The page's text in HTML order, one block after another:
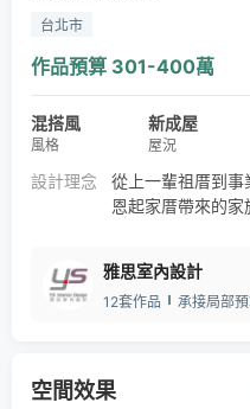
台北市
作品預算 301-400萬
混搭風
風格
新成屋
屋況
設計理念
從上一輩祖厝到
恩起家厝帶來的
愛不釋手。 於是
富潔白空間， 帶
雅思室內設計
12套作品
承接局部
空間效果